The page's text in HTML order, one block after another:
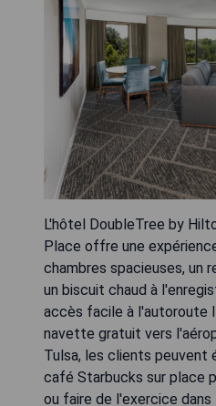
L'hôtel DoubleTree by
Place offre une
chambres spacieuses, un
un biscuit chaud à
accès facile à l'autoroute
navette gratuit vers
Tulsa, les clients peuvent
café Starbucks sur place
ou faire de l'exercice